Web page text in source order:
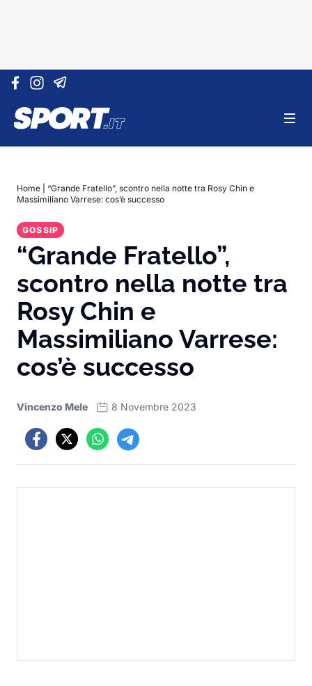
Vai al contenuto
Home
“Grande Fratello”, scontro nella notte tra Rosy Chin e
Massimiliano Varrese: cos’è successo
GOSSIP
“Grande Fratello”,
scontro nella notte tra
Rosy Chin e
Massimiliano Varrese:
cos’è successo
Vincenzo Mele 8 Novembre 2023